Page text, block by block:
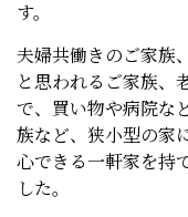
す。
夫婦共働きのご家族
と思われるご家族、
で、買い物や病院な
族など、狭小型の家
心できる一軒家を持
した。